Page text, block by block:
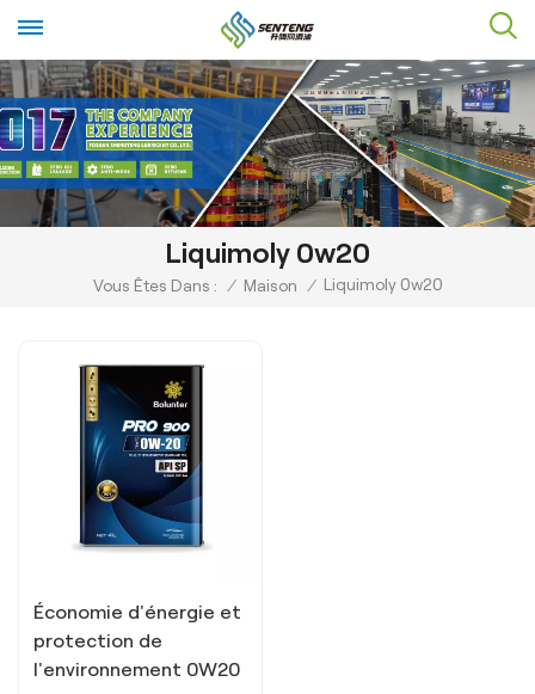
Liquimoly 0w20
Vous Êtes Dans : / Maison / Liquimoly 0w20
Économie d'énergie et
protection de
l'environnement 0W20